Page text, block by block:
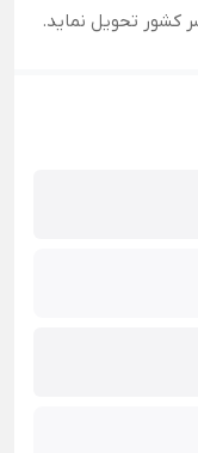
کشور تحویل نماید.